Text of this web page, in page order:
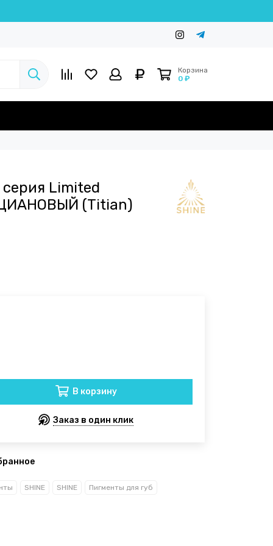
Корзина
0 ₽
Limited
(Titian)
В корзину
Заказ в один клик
SHINE SHINE Пигменты для губ